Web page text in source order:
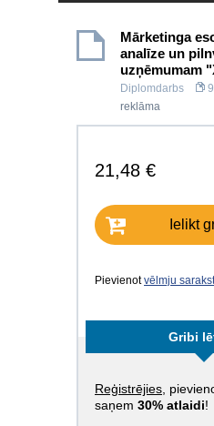
Mārketinga
analīze un
uzņēmumam
Diplomdarbs
reklāma
21,48 €
Ielikt
Pievienotvēlmju
Gribi
Reģistrējies ,
saņem 30% atlaidi!